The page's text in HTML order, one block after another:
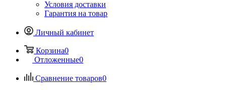
Условия доставки
Гарантия на товар
Личный кабинет
Корзина0
Отложенные0
Сравнение товаров0